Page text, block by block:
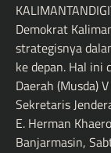
Demokrat
strategisnya
ke depan. Hal ini
Daerah (Musda)
Sekretaris
E. Herman
Banjarmasin,